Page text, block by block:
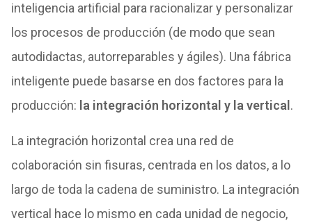
inteligencia artificial para racionalizar y personalizar
los procesos de producción (de modo que sean
autodidactas, autorreparables y ágiles). Una fábrica
inteligente puede basarse en dos factores para la
producción: la integración horizontal y la vertical .
La integración horizontal crea una red de
colaboración sin fisuras, centrada en los datos, a lo
largo de toda la cadena de suministro. La integración
vertical hace lo mismo en cada unidad de negocio,